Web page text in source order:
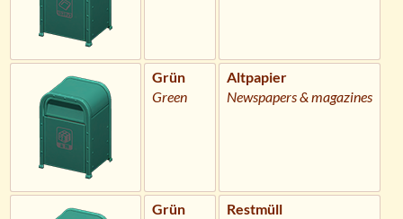
Grün
Green
Altpapier
Newspapers & magazines
Grün
Restmüll